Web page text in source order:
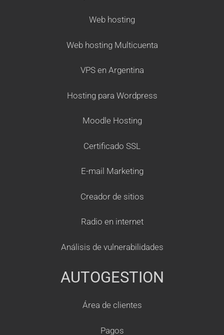
Web hosting
Web hosting Multicuenta
VPS en Argentina
Hosting para Wordpress
Moodle Hosting
Certificado SSL
E-mail Marketing
Creador de sitios
Radio en internet
Análisis de vulnerabilidades
AUTOGESTION
Área de clientes
Pagos